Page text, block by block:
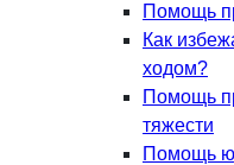
Помощь
Как
ходом?
Помощь
тяжести
Помощь